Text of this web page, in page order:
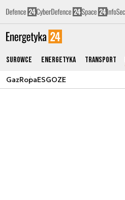
Surowce Energetyka Transport
GazRopaESGOZE